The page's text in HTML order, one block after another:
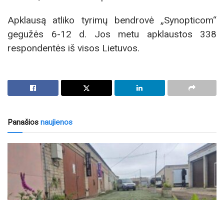
Apklausą atliko tyrimų bendrovė „Synopticom“
gegužės 6-12 d. Jos metu apklaustos 338
respondentės iš visos Lietuvos.
Panašios naujienos